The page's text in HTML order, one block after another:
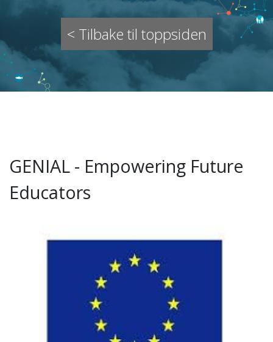
< Tilbake til toppsiden
GENIAL - Empowering Future
Educators